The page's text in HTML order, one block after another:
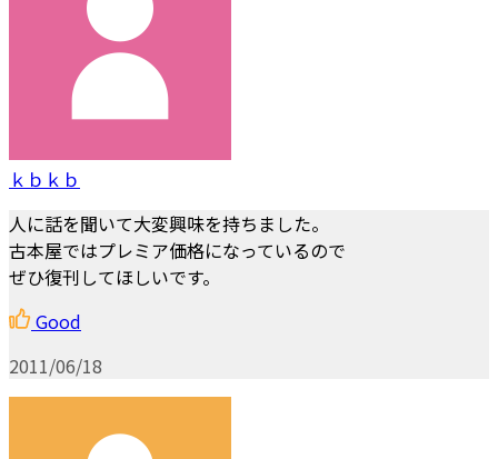
ｋｂｋｂ
人に話を聞いて大変興味を持ちました。
古本屋ではプレミア価格になっているので
ぜひ復刊してほしいです。
Good
2011/06/18